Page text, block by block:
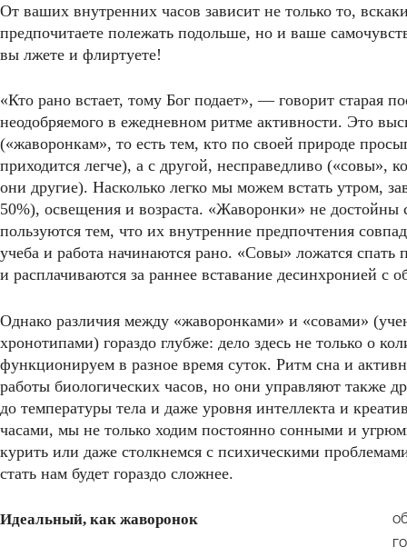
От ваших внутренних часов зависит не только то,
предпочитаете полежать подольше, но и ваше
вы лжете и флиртуете!
«Кто рано встает, тому Бог подает», — говорит старая
неодобряемого в ежедневном ритме активности. Это
(«жаворонкам», то есть тем, кто по своей природе
приходится легче), а с другой, несправедливо («совы»,
они другие). Насколько легко мы можем встать утром,
50%), освещения и возраста. «Жаворонки» не достойны
пользуются тем, что их внутренние предпочтения
учеба и работа начинаются рано. «Совы» ложатся
и расплачиваются за раннее вставание десинхронией с
Однако различия между «жаворонками» и «совами»
хронотипами) гораздо глубже: дело здесь не только о
функционируем в разное время суток. Ритм сна и
работы биологических часов, но они управляют также
до температуры тела и даже уровня интеллекта и
часами, мы не только ходим постоянно сонными и
курить или даже столкнемся с психическими
стать нам будет гораздо сложнее.
Идеальный, как жаворонок